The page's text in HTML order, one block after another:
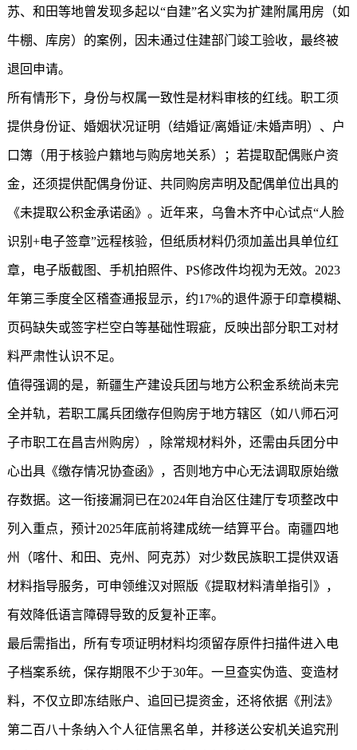
苏、和田等地曾发现多起以“自建”名义实为扩建附属用房（如
牛棚、库房）的案例，因未通过住建部门竣工验收，最终被
退回申请。
所有情形下，身份与权属一致性是材料审核的红线。职工须
提供身份证、婚姻状况证明（结婚证/离婚证/未婚声明）、户
口簿（用于核验户籍地与购房地关系）；若提取配偶账户资
金，还须提供配偶身份证、共同购房声明及配偶单位出具的
《未提取公积金承诺函》。近年来，乌鲁木齐中心试点“人脸
识别+电子签章”远程核验，但纸质材料仍须加盖出具单位红
章，电子版截图、手机拍照件、PS修改件均视为无效。2023
年第三季度全区稽查通报显示，约17%的退件源于印章模糊、
页码缺失或签字栏空白等基础性瑕疵，反映出部分职工对材
料严肃性认识不足。
值得强调的是，新疆生产建设兵团与地方公积金系统尚未完
全并轨，若职工属兵团缴存但购房于地方辖区（如八师石河
子市职工在昌吉州购房），除常规材料外，还需由兵团分中
心出具《缴存情况协查函》，否则地方中心无法调取原始缴
存数据。这一衔接漏洞已在2024年自治区住建厅专项整改中
列入重点，预计2025年底前将建成统一结算平台。南疆四地
州（喀什、和田、克州、阿克苏）对少数民族职工提供双语
材料指导服务，可申领维汉对照版《提取材料清单指引》，
有效降低语言障碍导致的反复补正率。
最后需指出，所有专项证明材料均须留存原件扫描件进入电
子档案系统，保存期限不少于30年。一旦查实伪造、变造材
料，不仅立即冻结账户、追回已提资金，还将依据《刑法》
第二百八十条纳入个人征信黑名单，并移送公安机关追究刑